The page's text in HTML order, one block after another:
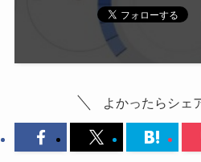
よかったらシェ